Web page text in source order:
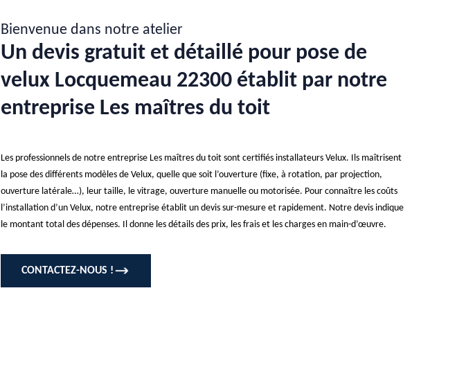
Bienvenue dans notre atelier
Un devis gratuit et détaillé pour pose de
velux Locquemeau 22300 établit par notre
entreprise Les maîtres du toit
Les professionnels de notre entreprise Les maîtres du toit sont certifiés installateurs Velux. Ils maîtrisent
la pose des différents modèles de Velux, quelle que soit l’ouverture (fixe, à rotation, par projection,
ouverture latérale…), leur taille, le vitrage, ouverture manuelle ou motorisée. Pour connaître les coûts
l’installation d’un Velux, notre entreprise établit un devis sur-mesure et rapidement. Notre devis indique
le montant total des dépenses. Il donne les détails des prix, les frais et les charges en main-d’œuvre.
CONTACTEZ-NOUS !